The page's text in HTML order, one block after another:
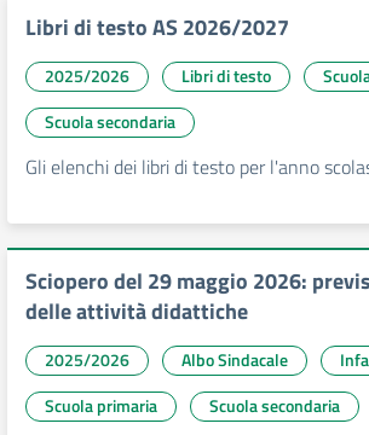
Libri di testo AS 2026/2027
2025/2026 Libri di testo
Scuola secondaria
Gli elenchi dei libri di testo per l'anno
Sciopero del 29 maggio 2026:
delle attività didattiche
2025/2026 Albo Sindacale
Scuola primaria
Scuola secondaria